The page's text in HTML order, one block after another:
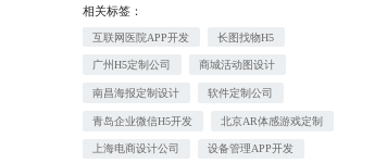
相关标签：
互联网医院APP开发 长图找物H5
广州H5定制公司 商城活动图设计
南昌海报定制设计 软件定制公司
青岛企业微信H5开发 北京AR体感游戏定制
上海电商设计公司 设备管理APP开发